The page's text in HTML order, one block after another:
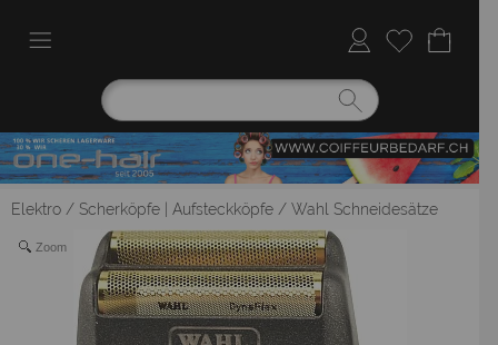
Elektro / Scherköpfe | Aufsteckköpfe / Wahl Schneidesätze
Zoom